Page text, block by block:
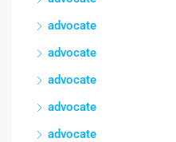
advocate
advocate
advocate
advocate
advocate